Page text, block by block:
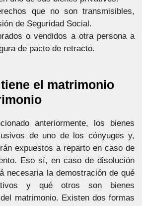
que no son transmisibles,
de Seguridad Social.
o vendidos a otra persona a
de pacto de retracto.
el matrimonio
anteriormente, los bienes
de uno de los cónyuges y,
expuestos a reparto en caso de
Eso sí, en caso de disolución
necesaria la demostración de qué
y qué otros son bienes
matrimonio. Existen dos formas